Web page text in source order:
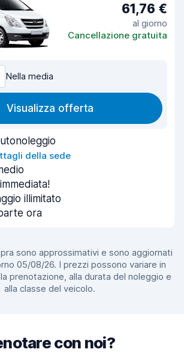
61,76 €
al giorno
Cancellazione gratuita
Nella media
Visualizza offerta
della sede
illimitato
ora
sono approssimativi e sono aggiornati
05/08/26. I prezzi possono variare in
prenotazione, alla durata del noleggio e
alla classe del veicolo.
con noi?